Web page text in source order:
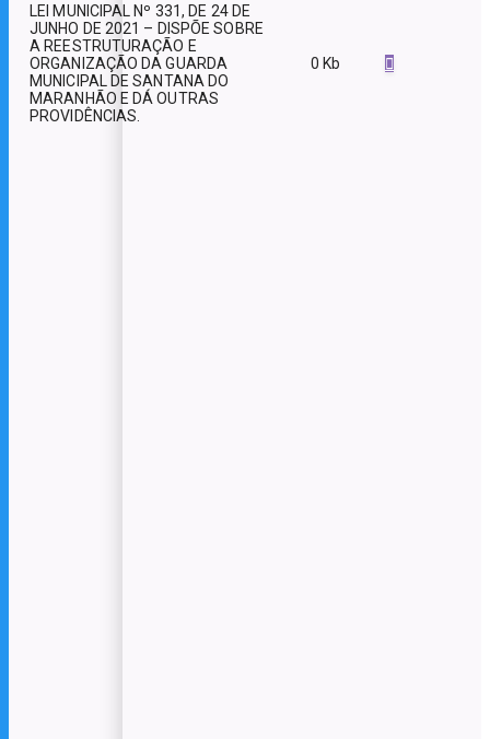
LEI MUNICIPAL Nº 331, DE 24 DE
JUNHO DE 2021 – DISPÕE SOBRE
A REESTRUTURAÇÃO E
ORGANIZAÇÃO DA GUARDA
MUNICIPAL DE SANTANA DO
MARANHÃO E DÁ OUTRAS
PROVIDÊNCIAS.
0 Kb